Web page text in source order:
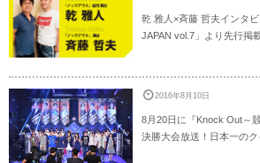
乾 雅人×斉藤 哲夫インタ
JAPAN vol.7」より先行掲
2016年8月10日
8月20日に『Knock Out～
決勝大会放送！日本一の